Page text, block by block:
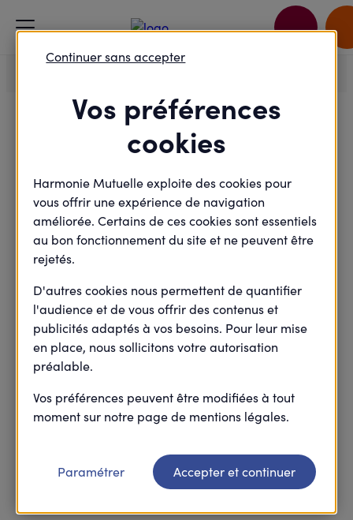
Accueil Je passe à l'action
Félicitations !
Votre inscription a bien été prise en
compte.
Vous allez recevoir à la suite de votre inscription un
email de confirmation comportant toutes les
informations de l'évènement.
Merci
Votre inscription à cette action est
supprimée.
Vos préférences
cookies
Harmonie Mutuelle exploite des cookies pour
vous offrir une expérience de navigation
améliorée. Certains de ces cookies sont essentiels
au bon fonctionnement du site et ne peuvent être
rejetés.
D'autres cookies nous permettent de quantifier
l'audience et de vous offrir des contenus et
publicités adaptés à vos besoins. Pour leur mise
en place, nous sollicitons votre autorisation
préalable.
Vos préférences peuvent être modifiées à tout
moment sur notre page de mentions légales.
Continuer sans accepter
Paramétrer Accepter et continuer